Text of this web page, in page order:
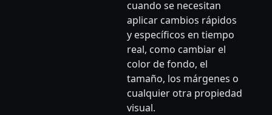
cuando se necesitan
aplicar cambios rápidos
y específicos en tiempo
real, como cambiar el
color de fondo, el
tamaño, los márgenes o
cualquier otra propiedad
visual.